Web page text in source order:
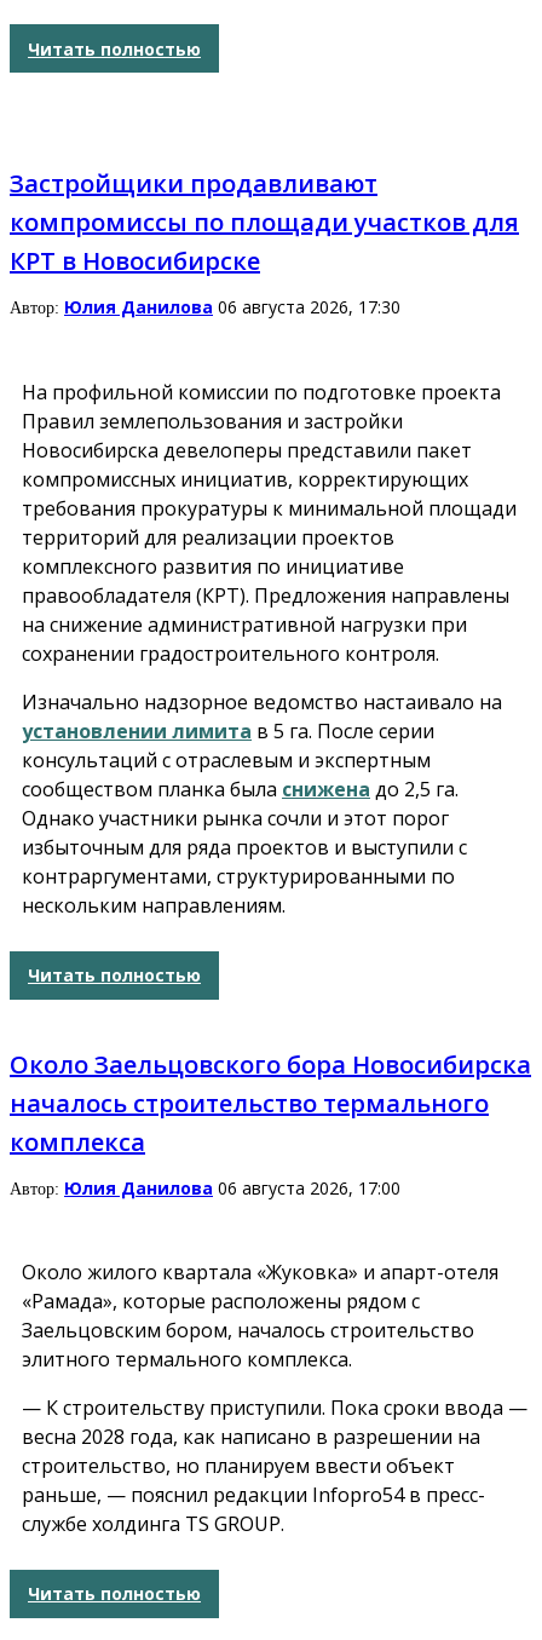
Читать полностью
Застройщики продавливают
компромиссы по площади участков для
КРТ в Новосибирске
Автор: Юлия Данилова 06 августа 2026, 17:30
На профильной комиссии по подготовке проекта
Правил землепользования и застройки
Новосибирска девелоперы представили пакет
компромиссных инициатив, корректирующих
требования прокуратуры к минимальной площади
территорий для реализации проектов
комплексного развития по инициативе
правообладателя (КРТ). Предложения направлены
на снижение административной нагрузки при
сохранении градостроительного контроля.
Изначально надзорное ведомство настаивало на
установлении лимита в 5 га. После серии
консультаций с отраслевым и экспертным
сообществом планка была снижена до 2,5 га.
Однако участники рынка сочли и этот порог
избыточным для ряда проектов и выступили с
контраргументами, структурированными по
нескольким направлениям.
Читать полностью
Около Заельцовского бора Новосибирска
началось строительство термального
комплекса
Автор: Юлия Данилова 06 августа 2026, 17:00
Около жилого квартала «Жуковка» и апарт-отеля
«Рамада», которые расположены рядом с
Заельцовским бором, началось строительство
элитного термального комплекса.
— К строительству приступили. Пока сроки ввода —
весна 2028 года, как написано в разрешении на
строительство, но планируем ввести объект
раньше, — пояснил редакции Infopro54 в пресс-
службе холдинга TS GROUP.
Читать полностью